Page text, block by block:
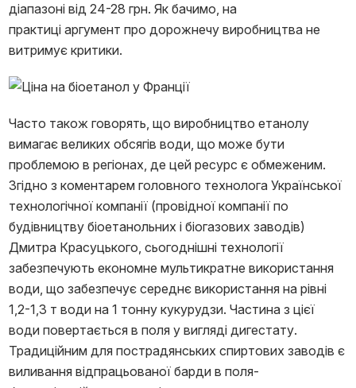
діапазоні від 24-28 грн. Як бачимо, на
практиці аргумент про дорожнечу виробництва не
витримує критики.
Часто також говорять, що виробництво етанолу
вимагає великих обсягів води, що може бути
проблемою в регіонах, де цей ресурс є обмеженим.
Згідно з коментарем головного технолога Української
технологічної компанії (провідної компанії по
будівництву біоетанольних і біогазових заводів)
Дмитра Красуцького, сьогоднішні технології
забезпечують економне мультикратне використання
води, що забезпечує середнє використання на рівні
1,2-1,3 т води на 1 тонну кукурудзи. Частина з цієї
води повертається в поля у вигляді дигестату.
Традиційним для пострадянських спиртових заводів є
виливання відпрацьованої барди в поля-